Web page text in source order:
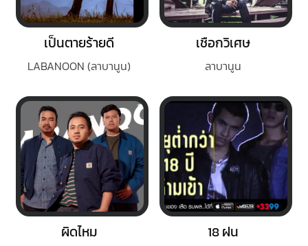
เป็นตายร้ายดี
LABANOON (ลาบานูน)
เชือกวิเศษ
ลาบานูน
ผิดไหม 18 ฝน